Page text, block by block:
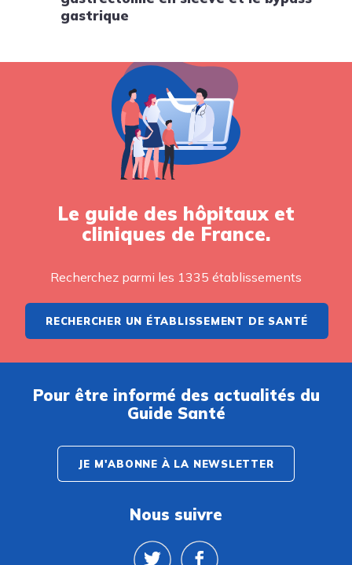
gastrique
Le guide des hôpitaux et
cliniques de France.
Recherchez parmi les 1335 établissements
RECHERCHER UN ÉTABLISSEMENT DE SANTÉ
Pour être informé des actualités du
Guide Santé
JE M'ABONNE À LA NEWSLETTER
Nous suivre